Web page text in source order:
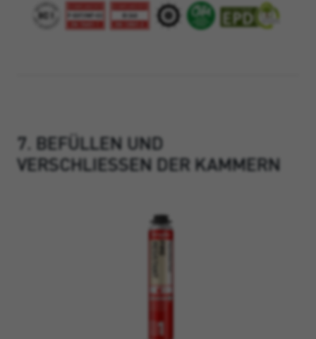
7. BEFÜLLEN UND
VERSCHLIESSEN DER KAMMERN